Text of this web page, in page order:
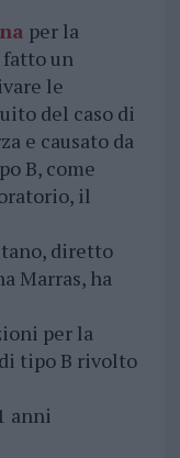
per la
un
le
del caso di
e causato da
B, come
il
diretto
Marras, ha
per la
tipo B rivolto
anni